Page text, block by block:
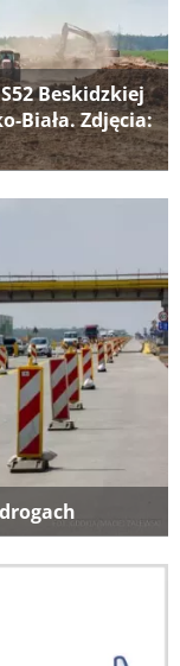
Beskidzkiej
Biała. Zdjęcia: